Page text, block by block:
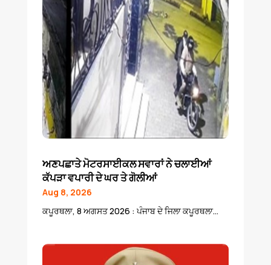
ਅਣਪਛਾਤੇ ਮੋਟਰਸਾਈਕਲ ਸਵਾਰਾਂ ਨੇ ਚਲਾਈਆਂ
ਕੱਪੜਾ ਵਪਾਰੀ ਦੇ ਘਰ ਤੇ ਗੋਲੀਆਂ
Aug 8, 2026
ਕਪੂਰਥਲਾ, 8 ਅਗਸਤ 2026 : ਪੰਜਾਬ ਦੇ ਜਿਲਾ ਕਪੂਰਥਲਾ...